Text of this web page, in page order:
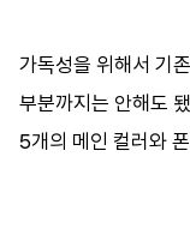
가독성을 위해서 기존
부분까지는 안해도
5개의 메인 컬러와